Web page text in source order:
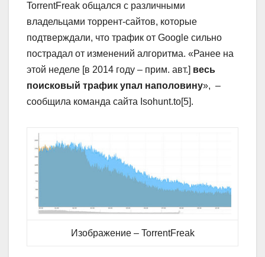
TorrentFreak общался с различными
владельцами торрент-сайтов, которые
подтверждали, что трафик от Google сильно
пострадал от изменений алгоритма. «Ранее на
этой неделе [в 2014 году – прим. авт.] весь
поисковый трафик упал наполовину», –
сообщила команда сайта Isohunt.to[5].
Изображение – TorrentFreak